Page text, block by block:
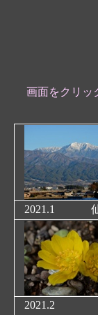
画面をクリッ
2021.1
2021.2